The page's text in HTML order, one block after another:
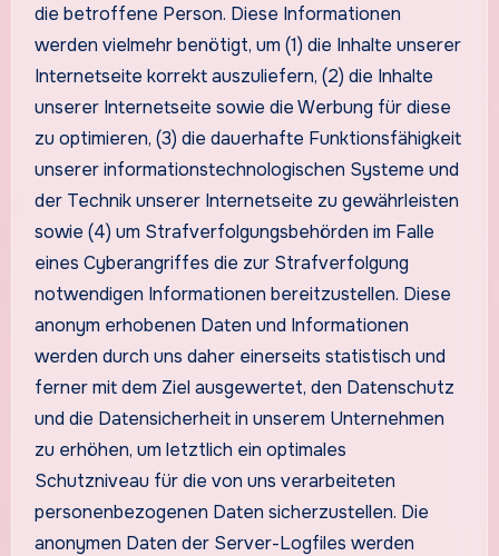
die betroffene Person. Diese Informationen
werden vielmehr benötigt, um (1) die Inhalte unserer
Internetseite korrekt auszuliefern, (2) die Inhalte
unserer Internetseite sowie die Werbung für diese
zu optimieren, (3) die dauerhafte Funktionsfähigkeit
unserer informationstechnologischen Systeme und
der Technik unserer Internetseite zu gewährleisten
sowie (4) um Strafverfolgungsbehörden im Falle
eines Cyberangriffes die zur Strafverfolgung
notwendigen Informationen bereitzustellen. Diese
anonym erhobenen Daten und Informationen
werden durch uns daher einerseits statistisch und
ferner mit dem Ziel ausgewertet, den Datenschutz
und die Datensicherheit in unserem Unternehmen
zu erhöhen, um letztlich ein optimales
Schutzniveau für die von uns verarbeiteten
personenbezogenen Daten sicherzustellen. Die
anonymen Daten der Server-Logfiles werden